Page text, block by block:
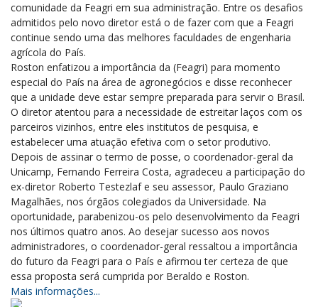
comunidade da Feagri em sua administração. Entre os desafios
admitidos pelo novo diretor está o de fazer com que a Feagri
continue sendo uma das melhores faculdades de engenharia
agrícola do País.
Roston enfatizou a importância da (Feagri) para momento
especial do País na área de agronegócios e disse reconhecer
que a unidade deve estar sempre preparada para servir o Brasil.
O diretor atentou para a necessidade de estreitar laços com os
parceiros vizinhos, entre eles institutos de pesquisa, e
estabelecer uma atuação efetiva com o setor produtivo.
Depois de assinar o termo de posse, o coordenador-geral da
Unicamp, Fernando Ferreira Costa, agradeceu a participação do
ex-diretor Roberto Testezlaf e seu assessor, Paulo Graziano
Magalhães, nos órgãos colegiados da Universidade. Na
oportunidade, parabenizou-os pelo desenvolvimento da Feagri
nos últimos quatro anos. Ao desejar sucesso aos novos
administradores, o coordenador-geral ressaltou a importância
do futuro da Feagri para o País e afirmou ter certeza de que
essa proposta será cumprida por Beraldo e Roston.
Mais informações...